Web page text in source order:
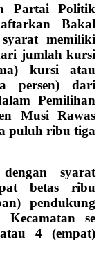
Partai Politik
Bakal
memiliki
jumlah kursi
kursi atau
persen) dari
Pemilihan
Musi Rawas
puluh ribu tiga
syarat
betas ribu
pendukung
se
4 (empat)